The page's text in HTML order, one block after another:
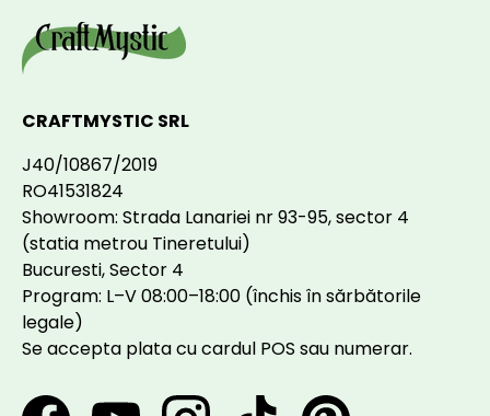
CRAFTMYSTIC SRL
J40/10867/2019
RO41531824
Showroom: Strada Lanariei nr 93-95, sector 4
(statia metrou Tineretului)
Bucuresti, Sector 4
Program: L–V 08:00–18:00 (închis în sărbătorile
legale)
Se accepta plata cu cardul POS sau numerar.